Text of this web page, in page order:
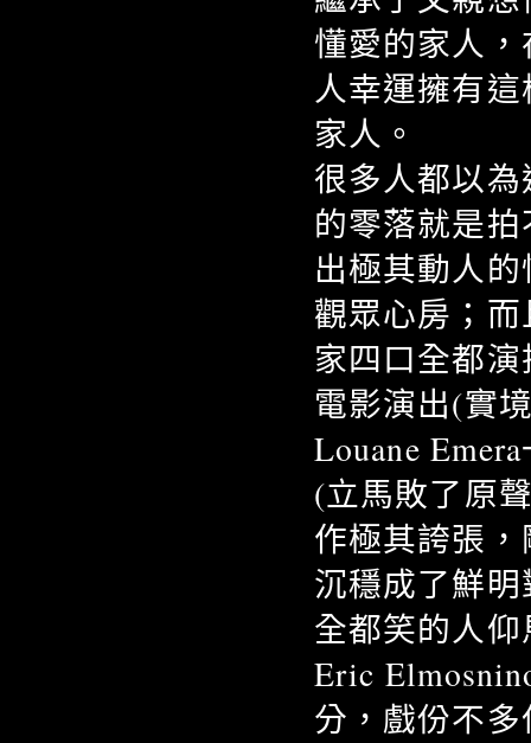
懂愛的家人
人幸運擁有
家人。
很多人都以
的零落就是
出極其動人
觀眾心房；
家四口全都
電影演出(實
Louane
(立馬敗了原
作極其誇張，
沉穩成了鮮
全都笑的人
Eric
分，戲份不